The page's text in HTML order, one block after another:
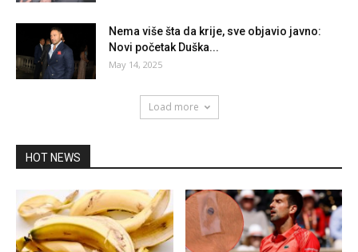
Nema više šta da krije, sve objavio javno:
Novi početak Duška...
May 14, 2025
Load more
HOT NEWS